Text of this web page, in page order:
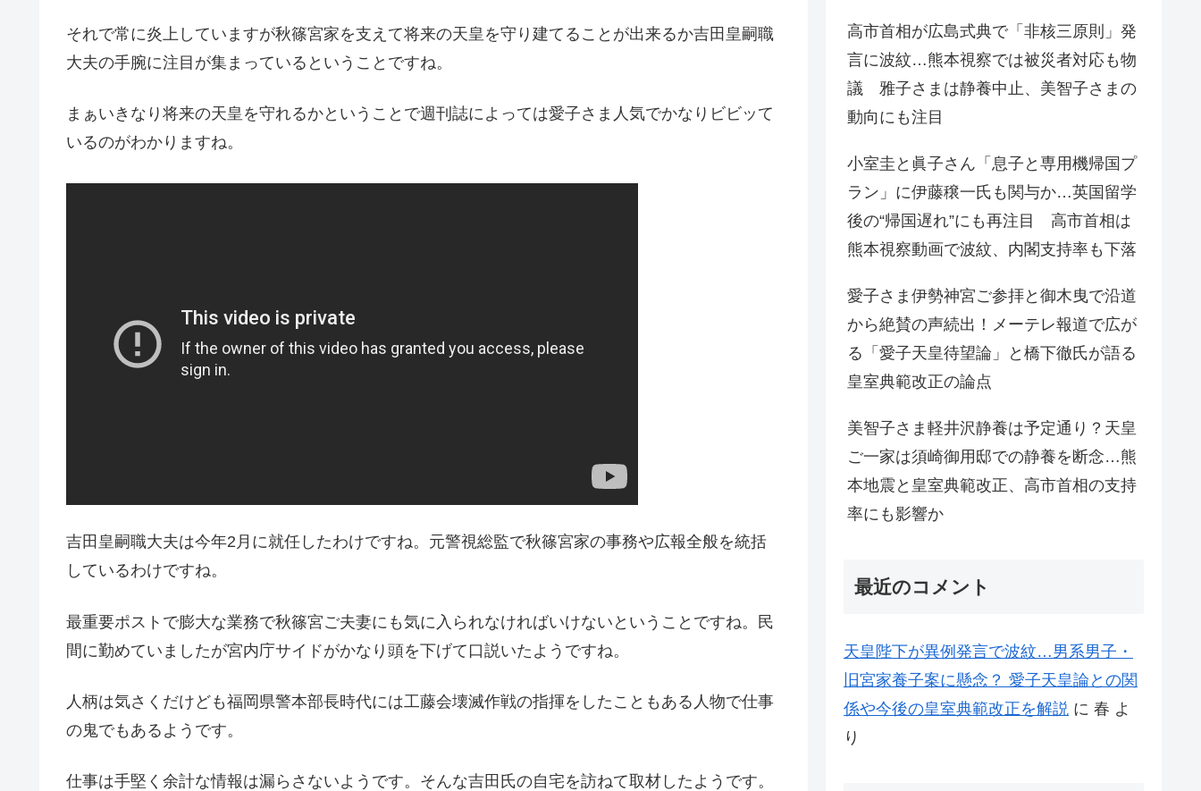
それで常に炎上していますが秋篠宮家を支えて将来の天皇を守り建てることが出来るか吉田皇嗣職
大夫の手腕に注目が集まっているということですね。
まぁいきなり将来の天皇を守れるかということで週刊誌によっては愛子さま人気でかなりビビッて
いるのがわかりますね。
吉田皇嗣職大夫は今年2月に就任したわけですね。元警視総監で秋篠宮家の事務や広報全般を統括
しているわけですね。
最重要ポストで膨大な業務で秋篠宮ご夫妻にも気に入られなければいけないということですね。民
間に勤めていましたが宮内庁サイドがかなり頭を下げて口説いたようですね。
人柄は気さくだけども福岡県警本部長時代には工藤会壊滅作戦の指揮をしたこともある人物で仕事
の鬼でもあるようです。
仕事は手堅く余計な情報は漏らさないようです。そんな吉田氏の自宅を訪ねて取材したようです。
高市首相が広島式典で「非核三原則」発
言に波紋…熊本視察では被災者対応も物
議 雅子さまは静養中止、美智子さまの
動向にも注目
小室圭と眞子さん「息子と専用機帰国プ
ラン」に伊藤穣一氏も関与か…英国留学
後の“帰国遅れ”にも再注目 高市首相は
熊本視察動画で波紋、内閣支持率も下落
愛子さま伊勢神宮ご参拝と御木曳で沿道
から絶賛の声続出！メーテレ報道で広が
る「愛子天皇待望論」と橋下徹氏が語る
皇室典範改正の論点
美智子さま軽井沢静養は予定通り？天皇
ご一家は須崎御用邸での静養を断念…熊
本地震と皇室典範改正、高市首相の支持
率にも影響か
最近のコメント
天皇陛下が異例発言で波紋…男系男子・
旧宮家養子案に懸念？ 愛子天皇論との関
係や今後の皇室典範改正を解説 に 春 よ
り